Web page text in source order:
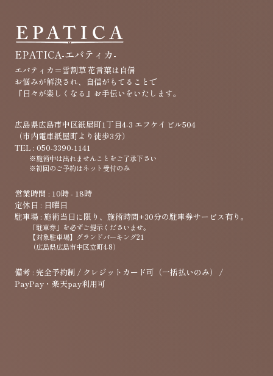
EPATICA-エパティカ-
エパティカ＝雪割草 ​花言葉は自信
お悩みが解決され、自信がもてることで
『日々が楽しくなる』お手伝いをいたします。
広島県広島市中区紙屋町1丁目4-3 エフケイビル504
（市内電車紙屋町より徒歩3分）
TEL : 050-3390-1141
※施術中は出れませんことをご了承下さい
※初回のご予約はネット受付のみ
営業時間 : 10時 - 18時
定休日 : 日曜日
駐車場 : 施術当日に限り、施術時間+30分の駐車券サービス有り。
「駐車券」を必ずご提示くださいませ。
【対象駐車場】グランドパーキング21
（広島県広島市中区立町4-8）
備考 : 完全予約制 / クレジットカード可（一括払いのみ） /
PayPay・楽天pay利用可